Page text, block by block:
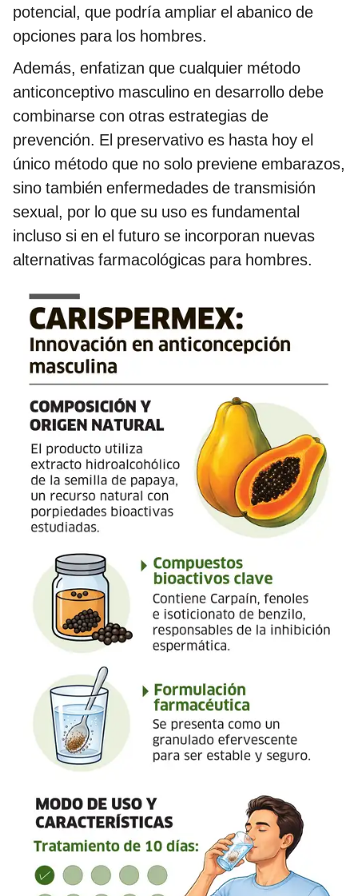
potencial, que podría ampliar el abanico de
opciones para los hombres.
Además, enfatizan que cualquier método
anticonceptivo masculino en desarrollo debe
combinarse con otras estrategias de
prevención. El preservativo es hasta hoy el
único método que no solo previene embarazos,
sino también enfermedades de transmisión
sexual, por lo que su uso es fundamental
incluso si en el futuro se incorporan nuevas
alternativas farmacológicas para hombres.